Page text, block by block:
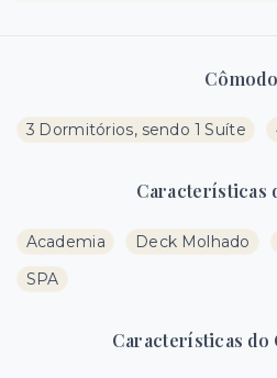
3 Dormitórios, sendo 1 Suíte
Características
Academia Deck Molhado
SPA
Características do